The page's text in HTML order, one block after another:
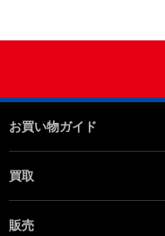
お買い物ガイド
買取
販売